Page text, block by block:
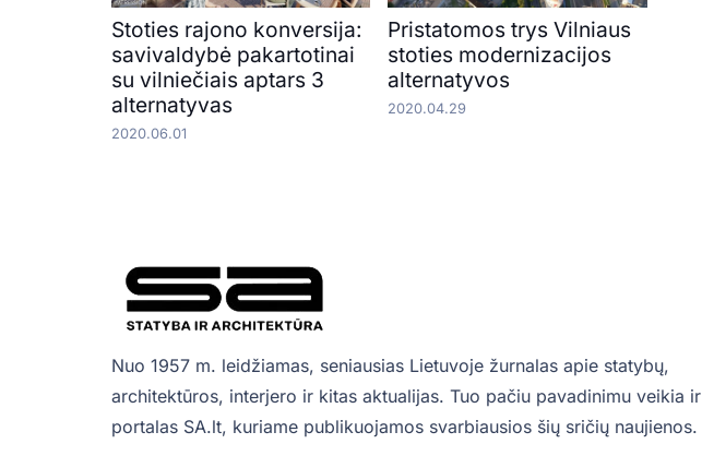
Stoties rajono konversija:
savivaldybė pakartotinai
su vilniečiais aptars 3
alternatyvas
2020.06.01
Pristatomos trys Vilniaus
stoties modernizacijos
alternatyvos
2020.04.29
Nuo 1957 m. leidžiamas, seniausias Lietuvoje žurnalas apie statybų,
architektūros, interjero ir kitas aktualijas. Tuo pačiu pavadinimu veikia ir
portalas SA.lt, kuriame publikuojamos svarbiausios šių sričių naujienos.